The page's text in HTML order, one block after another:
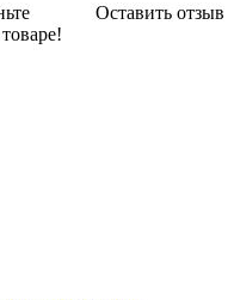
Оставить отзыв